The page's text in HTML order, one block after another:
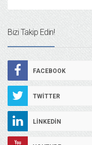
Bizi Takip Edin!
FACEBOOK
TWITTER
LINKEDIN